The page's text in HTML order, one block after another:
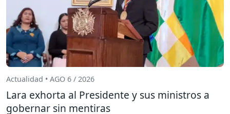
Actualidad • AGO 6 / 2026
Lara exhorta al Presidente y sus ministros a
gobernar sin mentiras